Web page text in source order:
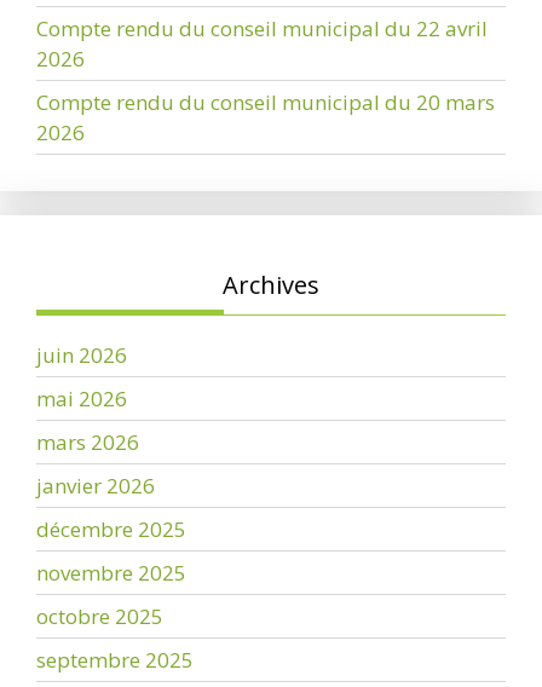
Compte rendu du conseil municipal du 22 avril
2026
Compte rendu du conseil municipal du 20 mars
2026
Archives
juin 2026
mai 2026
mars 2026
janvier 2026
décembre 2025
novembre 2025
octobre 2025
septembre 2025